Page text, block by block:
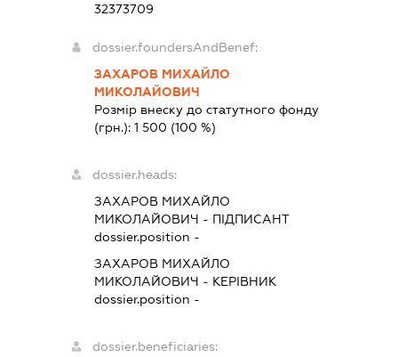
32373709
dossier.foundersAndBenef:
ЗАХАРОВ МИХАЙЛО
МИКОЛАЙОВИЧ
Розмір внеску до статутного фонду
(грн.): 1 500 (100 %)
dossier.heads:
ЗАХАРОВ МИХАЙЛО
МИКОЛАЙОВИЧ - ПІДПИСАНТ
dossier.position -
ЗАХАРОВ МИХАЙЛО
МИКОЛАЙОВИЧ - КЕРІВНИК
dossier.position -
dossier.beneficiaries: